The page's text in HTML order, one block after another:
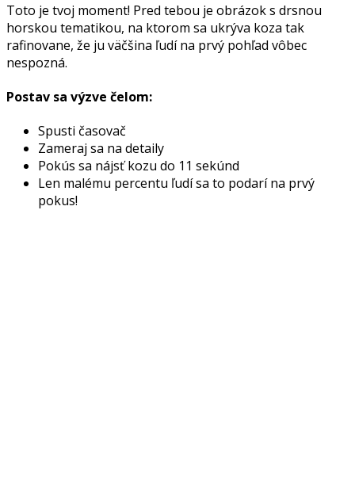
Toto je tvoj moment! Pred tebou je obrázok s drsnou
horskou tematikou, na ktorom sa ukrýva koza tak
rafinovane, že ju väčšina ľudí na prvý pohľad vôbec
nespozná.
Postav sa výzve čelom:
Spusti časovač
Zameraj sa na detaily
Pokús sa nájsť kozu do 11 sekúnd
Len malému percentu ľudí sa to podarí na prvý
pokus!